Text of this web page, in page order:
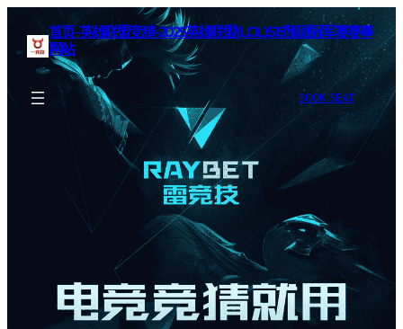
首页–英雄联盟竞猜-2025英雄联盟(LOL)S15预测冠军赛赛事
网站
BOOK SEAT